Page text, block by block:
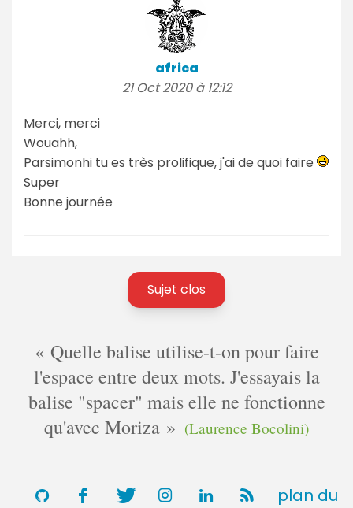
africa
21 Oct 2020 à 12:12
Merci, merci
Wouahh,
Parsimonhi tu es très prolifique, j'ai de quoi faire
Super
Bonne journée
Sujet clos
Quelle balise utilise-t-on pour faire
l'espace entre deux mots. J'essayais la
balise "spacer" mais elle ne fonctionne
qu'avec Moriza
(Laurence Bocolini)
plan du